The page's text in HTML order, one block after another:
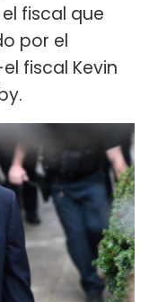
fiscal que
por el
fiscal Kevin